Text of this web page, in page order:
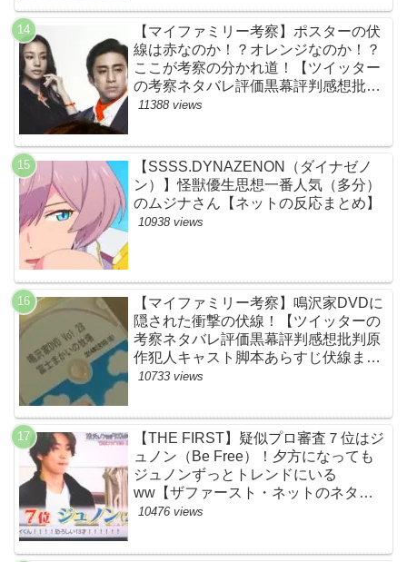
【マイファミリー考察】ポスターの伏
線は赤なのか！？オレンジなのか！？
ここが考察の分かれ道！【ツイッター
の考察ネタバレ評価黒幕評判感想批判
原作犯人キャスト脚本あらすじ伏線ま
11388 views
【SSSS.DYNAZENON（ダイナゼノ
ン）】怪獣優生思想一番人気（多分）
のムジナさん【ネットの反応まとめ】
10938 views
【マイファミリー考察】鳴沢家DVDに
隠された衝撃の伏線！【ツイッターの
考察ネタバレ評価黒幕評判感想批判原
作犯人キャスト脚本あらすじ伏線まと
め】
10733 views
【THE FIRST】疑似プロ審査７位はジ
ュノン（Be Free）！夕方になっても
ジュノンずっとトレンドにいる
ww【ザファースト・ネットのネタバ
レ感想考察まとめ・スッキリ・
10476 views